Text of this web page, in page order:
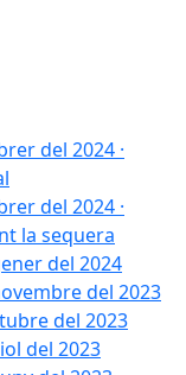
del 2024 ·
del 2024 ·
la sequera
del 2024
del 2023
del 2023
del 2023